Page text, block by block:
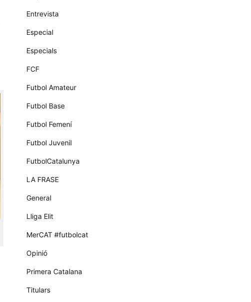
Entrevista
Especial
Especials
FCF
Futbol Amateur
Futbol Base
Futbol Femení
Futbol Juvenil
FutbolCatalunya
LA FRASE
General
Lliga Elit
MerCAT #futbolcat
Opinió
Primera Catalana
Titulars